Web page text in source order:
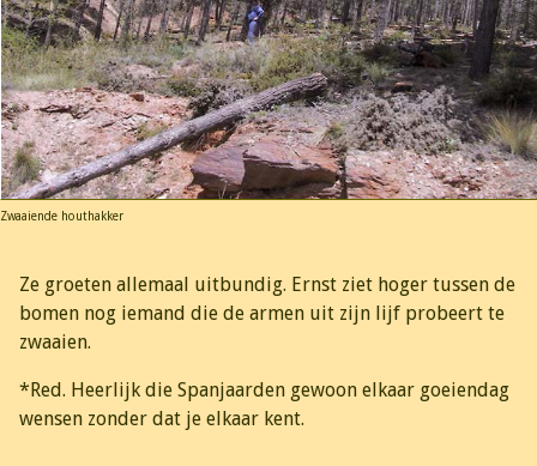
Zwaaiende houthakker
Ze groeten allemaal uitbundig. Ernst ziet hoger tussen de
bomen nog iemand die de armen uit zijn lijf probeert te
zwaaien.
*Red. Heerlijk die Spanjaarden gewoon elkaar goeiendag
wensen zonder dat je elkaar kent.